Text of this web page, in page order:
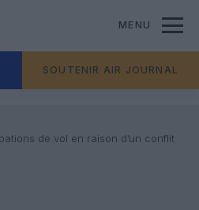
MENU
SOUTENIR AIR JOURNAL
de vol en raison d’un conflit